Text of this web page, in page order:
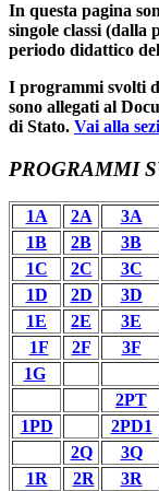
In questa pagina
singole classi
periodo didattico
I programmi svolti
sono allegati al
di Stato. Vai alla
PROGRAMMI
1A 2A 3A
1B
2B 3B
1C
2C 3C
1D
2D 3D
1E
2E 3E
1F
2F
3F
1G
2PT
1PD
2PD1
2Q
3Q
1R
2R 3R